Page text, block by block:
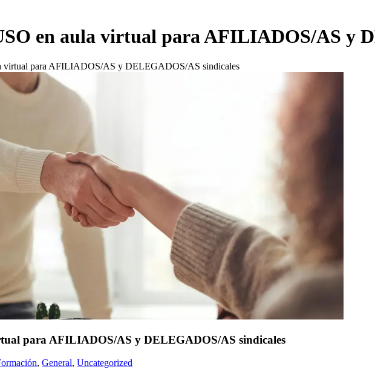
en aula virtual para AFILIADOS/AS y
virtual para AFILIADOS/AS y DELEGADOS/AS sindicales
para AFILIADOS/AS y DELEGADOS/AS sindicales
, General, Uncategorized